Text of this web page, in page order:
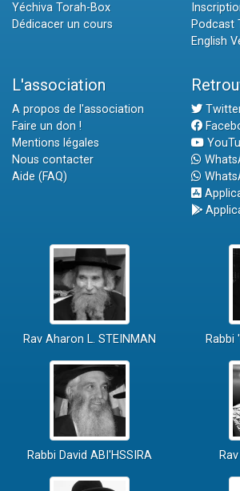
Yéchiva Torah-Box
Dédicacer un cours
Podcast
English
L'association
A propos de l'association
Faire un don !
Mentions légales
Nous contacter
Aide (FAQ)
Rav Aharon L. STEINMAN Rabbi
Rabbi David ABI'HSSIRA